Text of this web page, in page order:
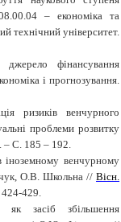
– економіка та
технічний університет.
фінансування
і прогнозування.
ризиків венчурного
проблеми розвитку
– С. 185 – 192.
іноземному венчурному
О.В. Школьна // Вісн.
429.
засіб збільшення